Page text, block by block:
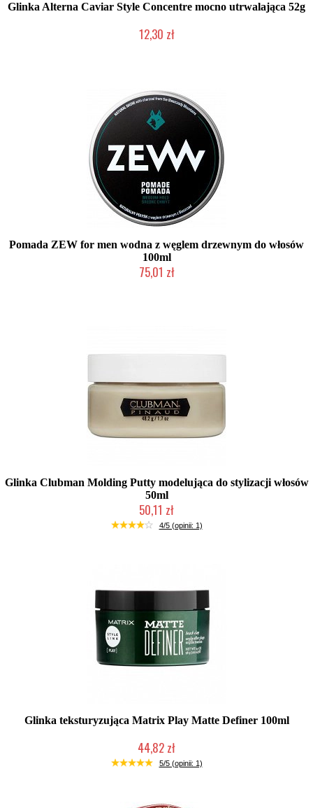
Glinka Alterna Caviar Style Concentre mocno utrwalająca 52g
12,30 zł
Pomada ZEW for men wodna z węglem drzewnym do włosów
100ml
75,01 zł
Glinka Clubman Molding Putty modelująca do stylizacji włosów
50ml
50,11 zł
Produkt wycofany
4/5 (opinii: 1)
Glinka teksturyzująca Matrix Play Matte Definer 100ml
44,82 zł
Produkt wycofany
5/5 (opinii: 1)